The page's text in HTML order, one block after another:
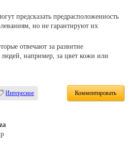
предсказать предрасположенность
но не гарантируют их
отвечают за развитие
людей, например, за цвет кожи или
Интересное Комментировать